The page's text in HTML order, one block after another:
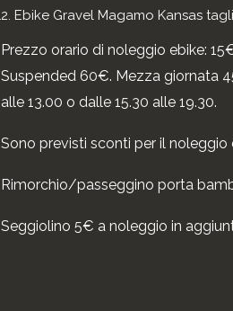
Ebike Gravel Magamo Kansas
Prezzo orario di noleggio ebike:
Suspended 60€. Mezza giornata
alle 13.00 o dalle 15.30 alle 19.30.
Sono previsti sconti per il noleggio
Rimorchio/passeggino porta
Seggiolino 5€ a noleggio in